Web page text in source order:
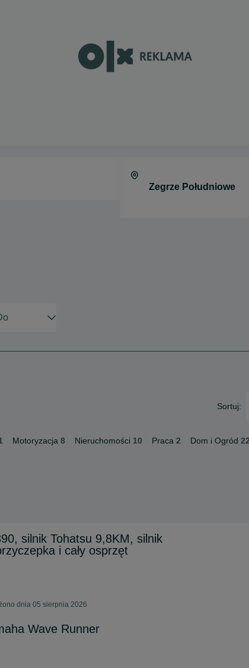
Sortuj:
Motoryzacja 8 Nieruchomości 10 Praca 2 Dom i Ogród 22
silnik Tohatsu 9,8KM, silnik
i cały osprzęt
dnia 05 sierpnia 2026
Wave Runner